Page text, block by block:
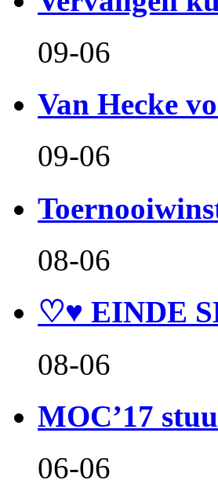
09-06
Van Hecke
09-06
08-06
♡♥ EINDE
08-06
MOC’17
06-06